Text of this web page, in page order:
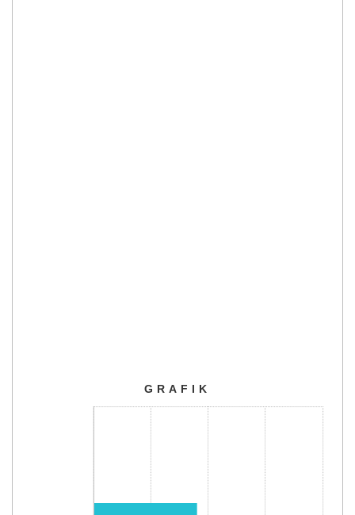
The chart has 1 X axis displaying categories.
The chart has 1 Y axis displaying Jumlah. Range: 0 to
GRAFIK